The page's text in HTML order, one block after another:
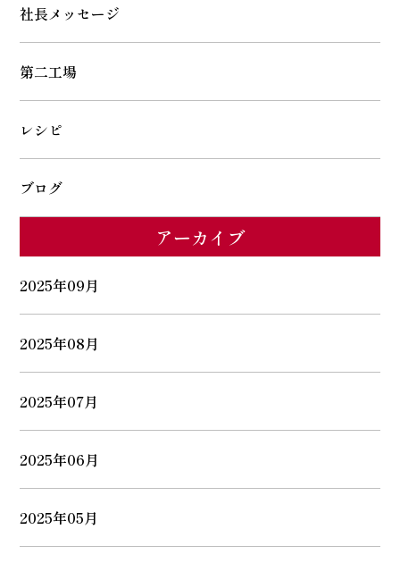
社長メッセージ
第二工場
レシピ
ブログ
アーカイブ
2025年09月
2025年08月
2025年07月
2025年06月
2025年05月